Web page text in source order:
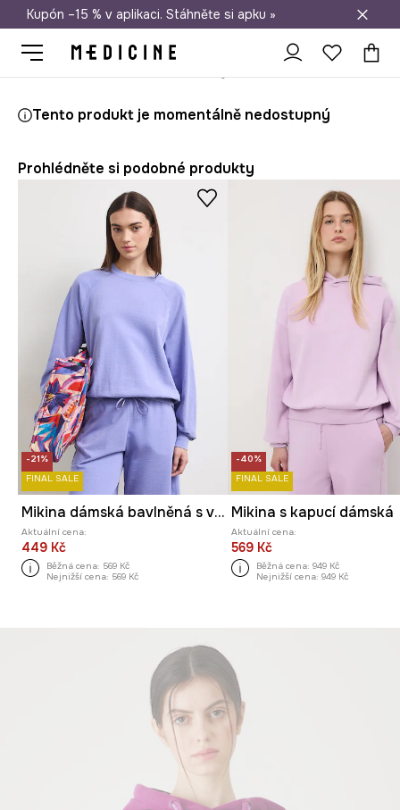
Doprava zdarma při nákupu nad 1 200 Kč
Kupón –15 % v aplikaci. Stáhněte si apku »
Tento produkt je momentálně nedostupný
Prohlédněte si podobné produkty
-21%
FINAL SALE
Mikina dámská bavlněná s vybledlým efektem
Aktuální cena:
449 Kč
Běžná cena: 569 Kč
Nejnižší cena: 569 Kč
-40%
FINAL SALE
Mikina s kapucí dámská
Aktuální cena:
569 Kč
Běžná cena: 949 Kč
Nejnižší cena: 949 Kč